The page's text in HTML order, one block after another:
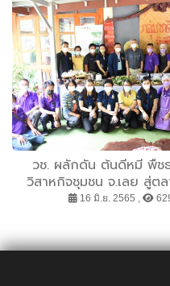
วช. ผลักดัน ต้นดีหมี พืช
วิสาหกิจชุมชน จ.เลย สู่ต
นโยบายขับเคลื่อนไทย
16 มิ.ย. 2565 ,